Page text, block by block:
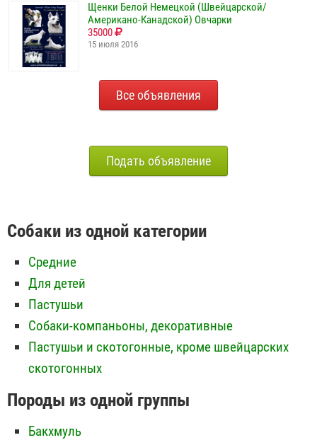
Щенки Белой Немецкой (Швейцарской/
Американо-Канадской) Овчарки
35000
15 июля 2016
Все объявления
Подать объявление
Собаки из одной категории
Средние
Для детей
Пастушьи
Собаки-компаньоны, декоративные
Пастушьи и скотогонные, кроме швейцарских
скотогонных
Породы из одной группы
Бакхмуль